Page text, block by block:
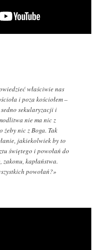
właściwie nas
i poza kościołem –
sekularyzacji i
nie ma nic z
żeby nic z Boga. Tak
jakiekolwiek by to
świętego i powołań do
zakonu, kapłaństwa.
powołań?»